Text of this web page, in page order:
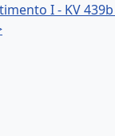
I - KV